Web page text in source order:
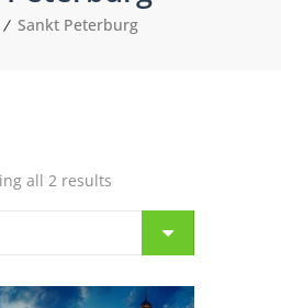
Sankt Peterburg
all 2 results